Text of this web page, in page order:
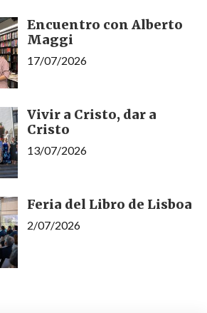
Encuentro con Alberto
Maggi
17/07/2026
Vivir a Cristo, dar a
Cristo
13/07/2026
Feria del Libro de Lisboa
2/07/2026